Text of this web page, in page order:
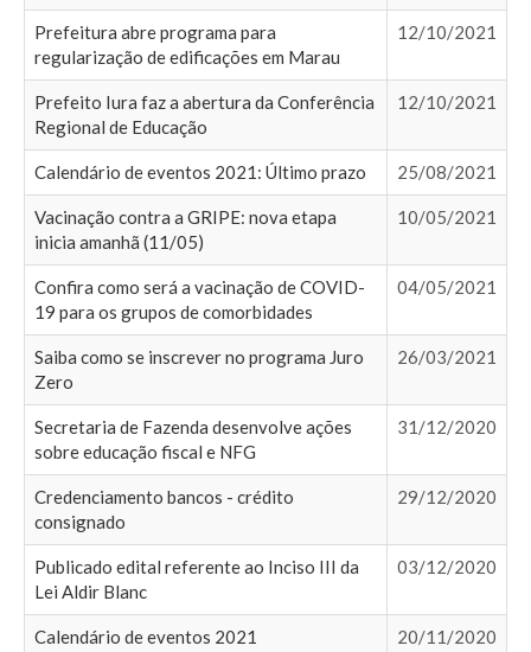
Prefeitura abre programa para
regularização de edificações em Marau
12/10/2021
Prefeito Iura faz a abertura da Conferência
Regional de Educação
12/10/2021
Calendário de eventos 2021: Último prazo 25/08/2021
Vacinação contra a GRIPE: nova etapa
inicia amanhã (11/05)
10/05/2021
Confira como será a vacinação de COVID-
19 para os grupos de comorbidades
04/05/2021
Saiba como se inscrever no programa Juro
Zero
26/03/2021
Secretaria de Fazenda desenvolve ações
sobre educação fiscal e NFG
31/12/2020
Credenciamento bancos - crédito
consignado
29/12/2020
Publicado edital referente ao Inciso III da
Lei Aldir Blanc
03/12/2020
Calendário de eventos 2021 20/11/2020